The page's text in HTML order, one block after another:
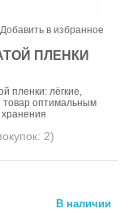
Добавить в избранное
ПЛЕНКИ
пленки: лёгкие,
товар оптимальным
2)
В наличии